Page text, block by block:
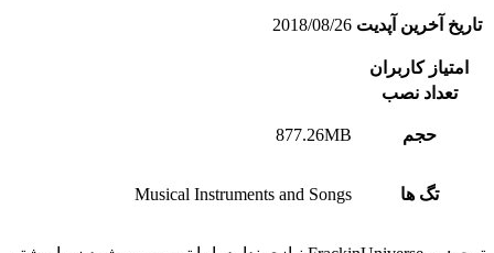
تاریخ آخرین آپدیت 2018/08/26
امتیاز کاربران
تعداد نصب
حجم 877.26MB
تگ ها Musical Instruments and Songs